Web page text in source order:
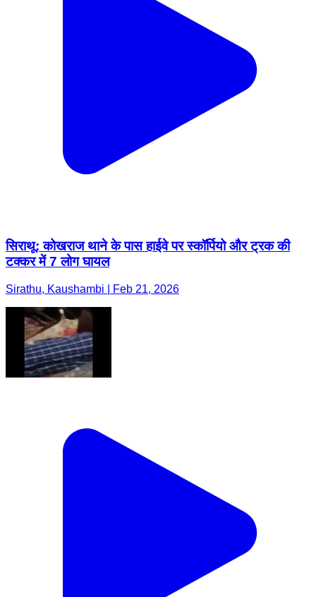
सिराथू: कोखराज थाने के पास हाईवे पर स्कॉर्पियो और ट्रक की
टक्कर में 7 लोग घायल
Sirathu, Kaushambi | Feb 21, 2026